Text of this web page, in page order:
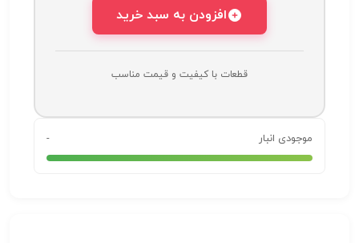
افزودن به سبد خرید
قطعات با کیفیت و قیمت مناسب
موجودی انبار -